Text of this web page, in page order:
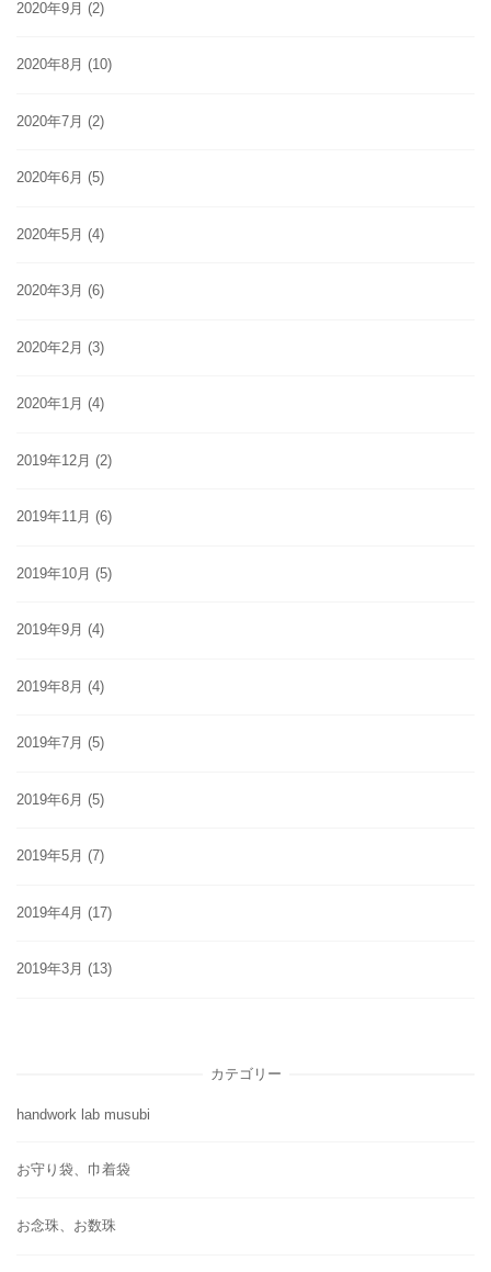
2020年9月 (2)
2020年8月 (10)
2020年7月 (2)
2020年6月 (5)
2020年5月 (4)
2020年3月 (6)
2020年2月 (3)
2020年1月 (4)
2019年12月 (2)
2019年11月 (6)
2019年10月 (5)
2019年9月 (4)
2019年8月 (4)
2019年7月 (5)
2019年6月 (5)
2019年5月 (7)
2019年4月 (17)
2019年3月 (13)
カテゴリー
handwork lab musubi
お守り袋、巾着袋
お念珠、お数珠